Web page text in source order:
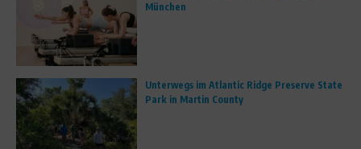
München
Unterwegs im Atlantic Ridge Preserve State
Park in Martin County